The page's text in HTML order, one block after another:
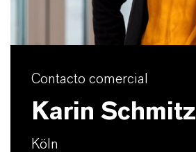
Contacto comercial
Karin Schmitz
Köln